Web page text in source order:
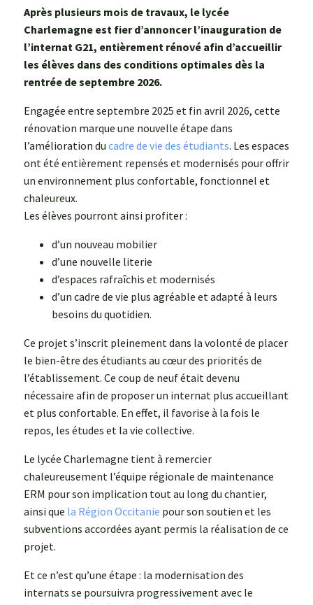
Après plusieurs mois de travaux, le lycée
Charlemagne est fier d’annoncer l’inauguration de
l’internat G21, entièrement rénové afin d’accueillir
les élèves dans des conditions optimales dès la
rentrée de septembre 2026.
Engagée entre septembre 2025 et fin avril 2026, cette
rénovation marque une nouvelle étape dans
l’amélioration du cadre de vie des étudiants. Les espaces
ont été entièrement repensés et modernisés pour offrir
un environnement plus confortable, fonctionnel et
chaleureux.
Les élèves pourront ainsi profiter :
d’un nouveau mobilier
d’une nouvelle literie
d’espaces rafraîchis et modernisés
d’un cadre de vie plus agréable et adapté à leurs
besoins du quotidien.
Ce projet s’inscrit pleinement dans la volonté de placer
le bien-être des étudiants au cœur des priorités de
l’établissement. Ce coup de neuf était devenu
nécessaire afin de proposer un internat plus accueillant
et plus confortable. En effet, il favorise à la fois le
repos, les études et la vie collective.
Le lycée Charlemagne tient à remercier
chaleureusement l’équipe régionale de maintenance
ERM pour son implication tout au long du chantier,
ainsi que la Région Occitanie pour son soutien et les
subventions accordées ayant permis la réalisation de ce
projet.
Et ce n’est qu’une étape : la modernisation des
internats se poursuivra progressivement avec le